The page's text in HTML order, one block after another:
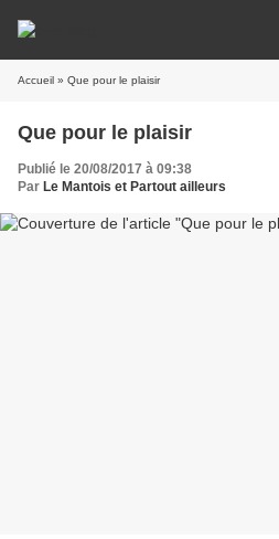
Accueil » Que pour le plaisir
Que pour le plaisir
Publié le 20/08/2017 à 09:38
Par Le Mantois et Partout ailleurs